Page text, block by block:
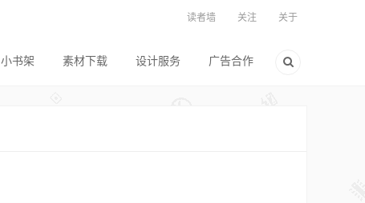
读者墙 关注 关于
小书架 素材下载 设计服务 广告合作